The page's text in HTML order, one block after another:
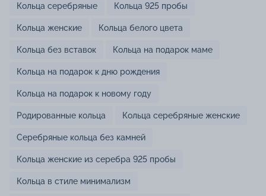
Кольца серебряные Кольца 925 пробы
Кольца женские Кольца белого цвета
Кольца без вставок Кольца на подарок маме
Кольца на подарок к дню рождения
Кольца на подарок к новому году
Родированные кольца Кольца серебряные женские
Серебряные кольца без камней
Кольца женские из серебра 925 пробы
Кольца в стиле минимализм